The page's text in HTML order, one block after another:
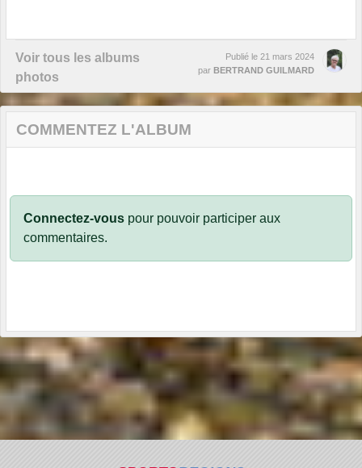
Voir tous les albums
photos
Publié le 21 mars 2024
par BERTRAND GUILMARD
COMMENTEZ L'ALBUM
Connectez-vous pour pouvoir participer aux
commentaires.